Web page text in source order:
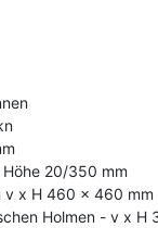
20/350 mm
v x H 460 x 460 mm
Holmen - v x H